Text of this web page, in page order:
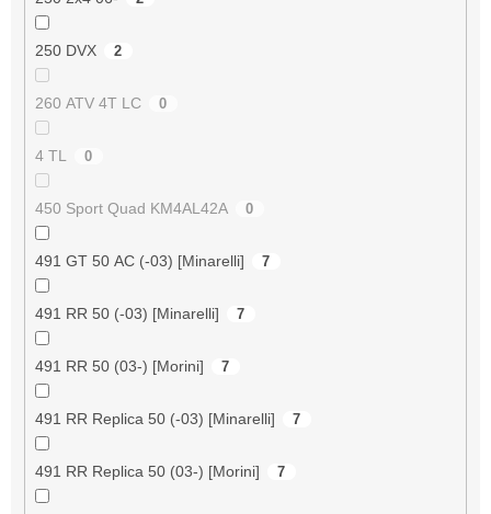
250 DVX 2
260 ATV 4T LC 0
4 TL 0
450 Sport Quad KM4AL42A 0
491 GT 50 AC (-03) [Minarelli] 7
491 RR 50 (-03) [Minarelli] 7
491 RR 50 (03-) [Morini] 7
491 RR Replica 50 (-03) [Minarelli] 7
491 RR Replica 50 (03-) [Morini] 7